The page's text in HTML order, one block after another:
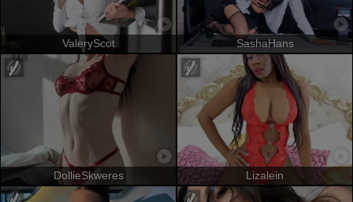
ValeryScot SashaHans
DollieSkweres Lizalein